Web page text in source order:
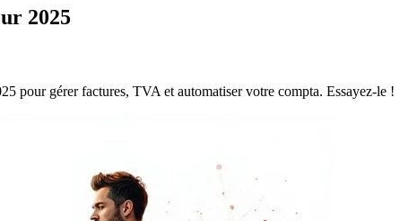
2025
pour gérer factures, TVA et automatiser votre compta. Essayez-le !